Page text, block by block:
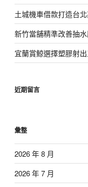
土城機車借款打造台
新竹當舖精準改善抽
宜蘭賞鯨選擇塑膠射
近期留言
彙整
2026 年 8 月
2026 年 7 月